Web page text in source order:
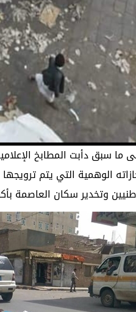
سبق دأبت المطابخ
الوهمية التي يتم
وتخدير سكان العاصمة